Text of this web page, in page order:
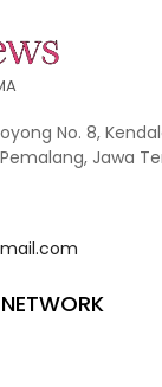
No. 8,
Jawa